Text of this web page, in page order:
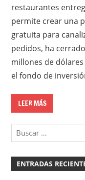
restaurantes
permite crear una
gratuita para
pedidos, ha
millones de
el fondo de
LEER MÁS
ENTRADAS